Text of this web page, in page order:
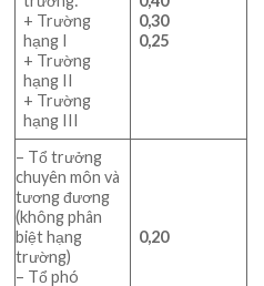
+ Trường
hạng I
+ Trường
hạng II
+ Trường
hạng III
0,30
0,25
– Tổ trưởng
chuyên môn và
tương đương
(không phân
biệt hạng
trường)
– Tổ phó
0,20